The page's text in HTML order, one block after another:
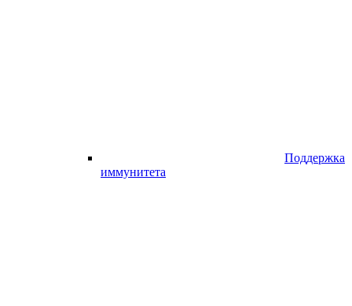
Поддержка
иммунитета